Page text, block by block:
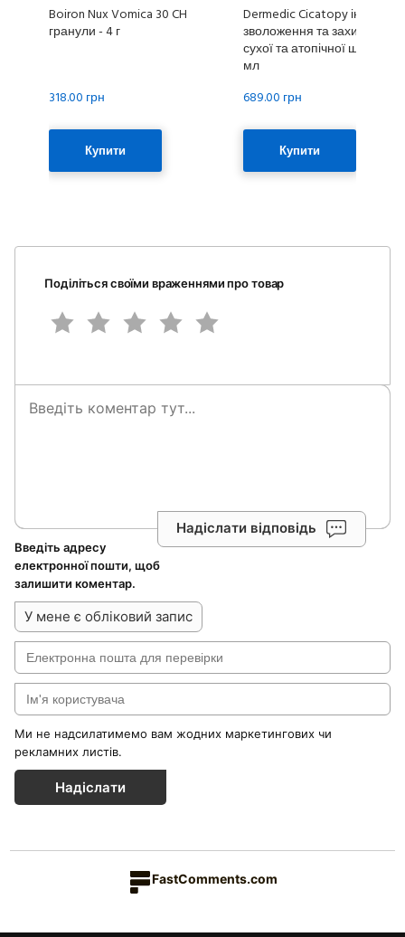
Boiron Nux Vomica 30 CH
гранули - 4 г
318.00 грн
Купити
Dermedic Cicatopy
зволоження та захист для
сухої та атопічної шкіри -
мл
689.00 грн
Купити
Поділіться своїми враженнями про товар
Надіслати відповідь
Введіть адресу
електронної пошти, щоб
залишити коментар.
У мене є обліковий запис
Ми не надсилатимемо вам жодних маркетингових чи
рекламних листів.
Надіслати
FastComments.com